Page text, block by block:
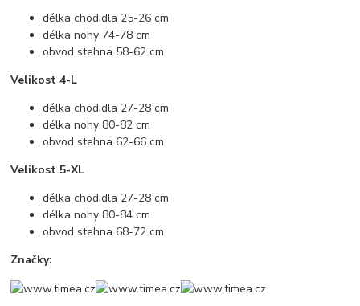
délka chodidla 25-26 cm
délka nohy 74-78 cm
obvod stehna 58-62 cm
Velikost 4-L
délka chodidla 27-28 cm
délka nohy 80-82 cm
obvod stehna 62-66 cm
Velikost 5-XL
délka chodidla 27-28 cm
délka nohy 80-84 cm
obvod stehna 68-72 cm
Značky: